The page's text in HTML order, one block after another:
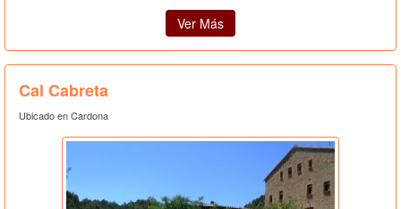
Ver Más
Cal Cabreta
Ubicado en Cardona